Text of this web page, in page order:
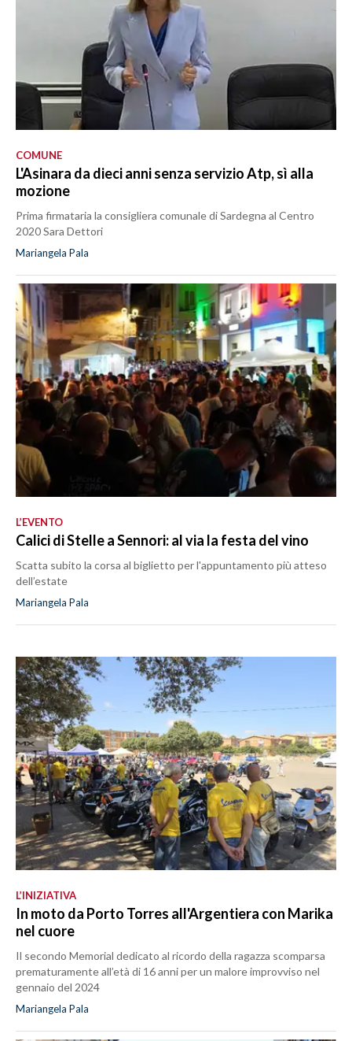
COMUNE
L'Asinara da dieci anni senza servizio Atp, sì alla
mozione
Prima firmataria la consigliera comunale di Sardegna al Centro
2020 Sara Dettori
Mariangela Pala
L’EVENTO
Calici di Stelle a Sennori: al via la festa del vino
Scatta subito la corsa al biglietto per l'appuntamento più atteso
dell’estate
Mariangela Pala
L’INIZIATIVA
In moto da Porto Torres all'Argentiera con Marika
nel cuore
Il secondo Memorial dedicato al ricordo della ragazza scomparsa
prematuramente all’età di 16 anni per un malore improvviso nel
gennaio del 2024
Mariangela Pala